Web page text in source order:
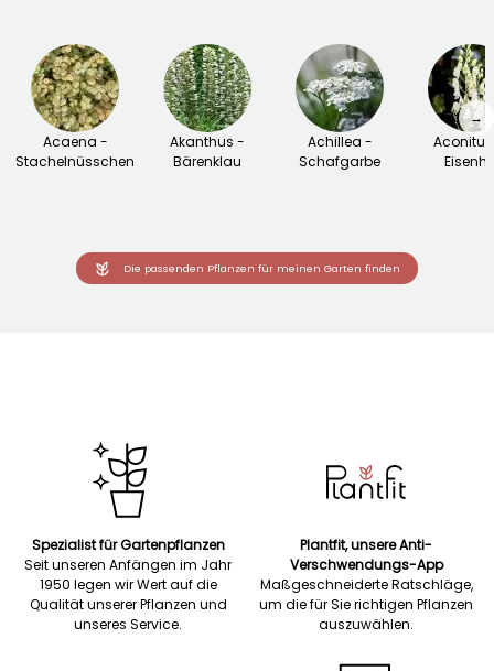
Acaena -
Stachelnüsschen
Akanthus -
Bärenklau
Achillea -
Schafgarbe
→
Die passenden Pflanzen für meinen Garten finden
Spezialist für Gartenpflanzen
Seit unseren Anfängen im Jahr
1950 legen wir Wert auf die
Qualität unserer Pflanzen und
unseres Service.
Plantfit, unsere Anti-
Verschwendungs-App
Maßgeschneiderte Ratschläge,
um die für Sie richtigen Pflanzen
auszuwählen.